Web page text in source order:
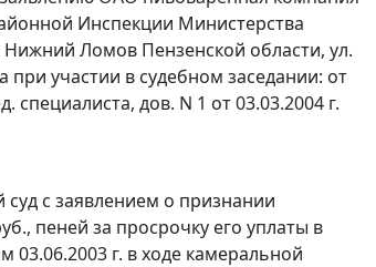
Инспекции Министерства
Ломов Пензенской области, ул.
участии в судебном заседании: от
специалиста, дов. N 1 от 03.03.2004 г.
с заявлением о признании
пеней за просрочку его уплаты в
г. в ходе камеральной